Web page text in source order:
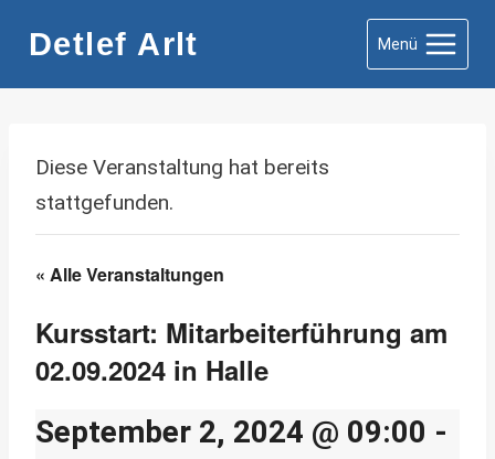
Inhalt
springen
Detlef Arlt Menü
Diese Veranstaltung hat bereits
stattgefunden.
« Alle Veranstaltungen
Kursstart: Mitarbeiterführung am
02.09.2024 in Halle
September 2, 2024 @ 09:00 -